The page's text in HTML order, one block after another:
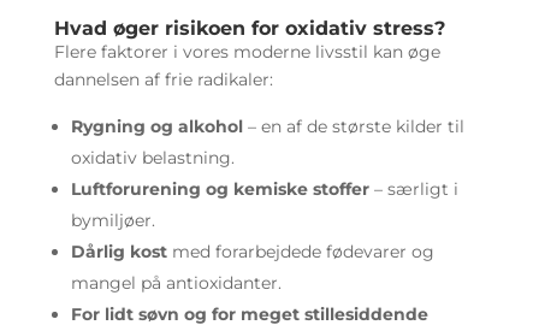
Hvad øger risikoen for oxidativ stress?
Flere faktorer i vores moderne livsstil kan øge
dannelsen af frie radikaler:
Rygning og alkohol– en af de største kilder til
oxidativ belastning.
Luftforurening og kemiske stoffer– særligt i
bymiljøer.
Dårlig kostmed forarbejdede fødevarer og
mangel på antioxidanter.
For lidt søvn og for meget stillesiddende